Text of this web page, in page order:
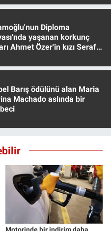
Diploma
yaşanan korkunç
Ahmet Özer'in kızı Seraf
Barış ödülünü alan Maria
Machado aslında bir